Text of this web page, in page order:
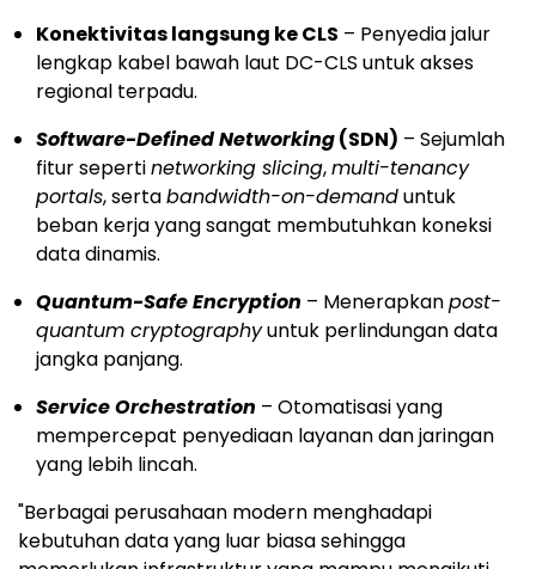
Konektivitas langsung ke CLS – Penyedia jalur
lengkap kabel bawah laut DC-CLS untuk akses
regional terpadu.
Software-Defined Networking(SDN) – Sejumlah
fitur sepertinetworking slicing,multi-tenancy
portals, sertabandwidth-on-demanduntuk
beban kerja yang sangat membutuhkan koneksi
data dinamis.
Quantum-Safe Encryption – Menerapkanpost-
quantum cryptographyuntuk perlindungan data
jangka panjang.
Service Orchestration – Otomatisasi yang
mempercepat penyediaan layanan dan jaringan
yang lebih lincah.
"Berbagai perusahaan modern menghadapi
kebutuhan data yang luar biasa sehingga